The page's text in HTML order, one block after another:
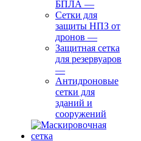
БПЛА —
Сетки для
защиты НПЗ от
дронов —
Защитная сетка
для резервуаров
—
Антидроновые
сетки для
зданий и
сооружений